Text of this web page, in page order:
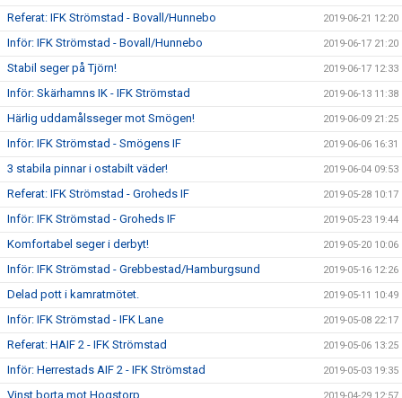
Referat: IFK Strömstad - Bovall/Hunnebo 2019-06-21 12:20
Inför: IFK Strömstad - Bovall/Hunnebo 2019-06-17 21:20
Stabil seger på Tjörn! 2019-06-17 12:33
Inför: Skärhamns IK - IFK Strömstad 2019-06-13 11:38
Härlig uddamålsseger mot Smögen! 2019-06-09 21:25
Inför: IFK Strömstad - Smögens IF 2019-06-06 16:31
3 stabila pinnar i ostabilt väder! 2019-06-04 09:53
Referat: IFK Strömstad - Groheds IF 2019-05-28 10:17
Inför: IFK Strömstad - Groheds IF 2019-05-23 19:44
Komfortabel seger i derbyt! 2019-05-20 10:06
Inför: IFK Strömstad - Grebbestad/Hamburgsund 2019-05-16 12:26
Delad pott i kamratmötet. 2019-05-11 10:49
Inför: IFK Strömstad - IFK Lane 2019-05-08 22:17
Referat: HAIF 2 - IFK Strömstad 2019-05-06 13:25
Inför: Herrestads AIF 2 - IFK Strömstad 2019-05-03 19:35
Vinst borta mot Hogstorp.